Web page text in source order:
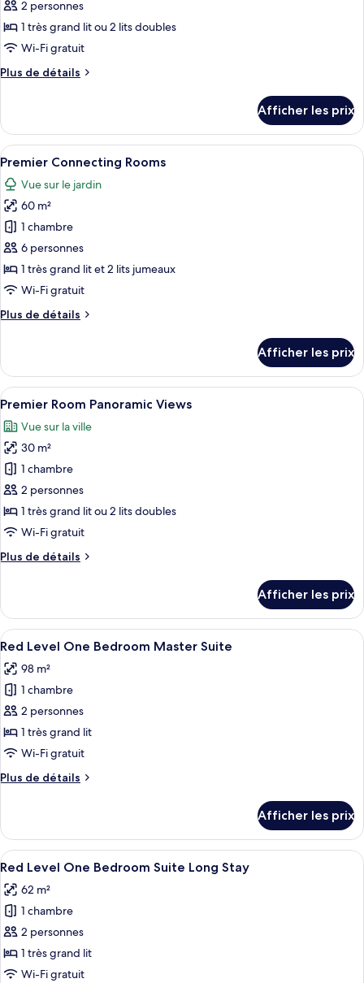
pour
ce
type
chambre :
2 personnes
1 très grand lit ou 2 lits doubles
Wi-Fi gratuit
Plus de détails
Plus
Chambre
Deluxe
Afficher les prix
Afficher
toutes
les
photos
pour
ce
type
de
chambre :
Premier
Une chambre d’hôtel moderne,
3
Premier Connecting Rooms
Vue sur le jardin
60 m²
1 chambre
6 personnes
1 très grand lit et 2 lits jumeaux
Wi-Fi gratuit
Plus de détails
Plus
Premier
Connecting
Rooms
Afficher les prix
Afficher
toutes
les
photos
pour
ce
type
de
chambre :
Premier
Views
Une chambre d’hôtel avec un
4
Premier Room Panoramic Views
Vue sur la ville
30 m²
1 chambre
2 personnes
1 très grand lit ou 2 lits doubles
Wi-Fi gratuit
Plus de détails
Plus
Premier
Room
Panoramic
Afficher les prix
Afficher
toutes
les
photos
pour
ce
type
chambre :
One
Bedroom
Master
Suite
Une chambre d’hôtel moderne
4
Red Level One Bedroom Master Suite
98 m²
1 chambre
2 personnes
1 très grand lit
Wi-Fi gratuit
Plus de détails
Plus
Red
Level
One
Master
Suite
Afficher les prix
Afficher
toutes
les
photos
pour
ce
type
Un salon moderne avec un canapé,
2
Red Level One Bedroom Suite Long Stay
62 m²
1 chambre
2 personnes
1 très grand lit
Wi-Fi gratuit